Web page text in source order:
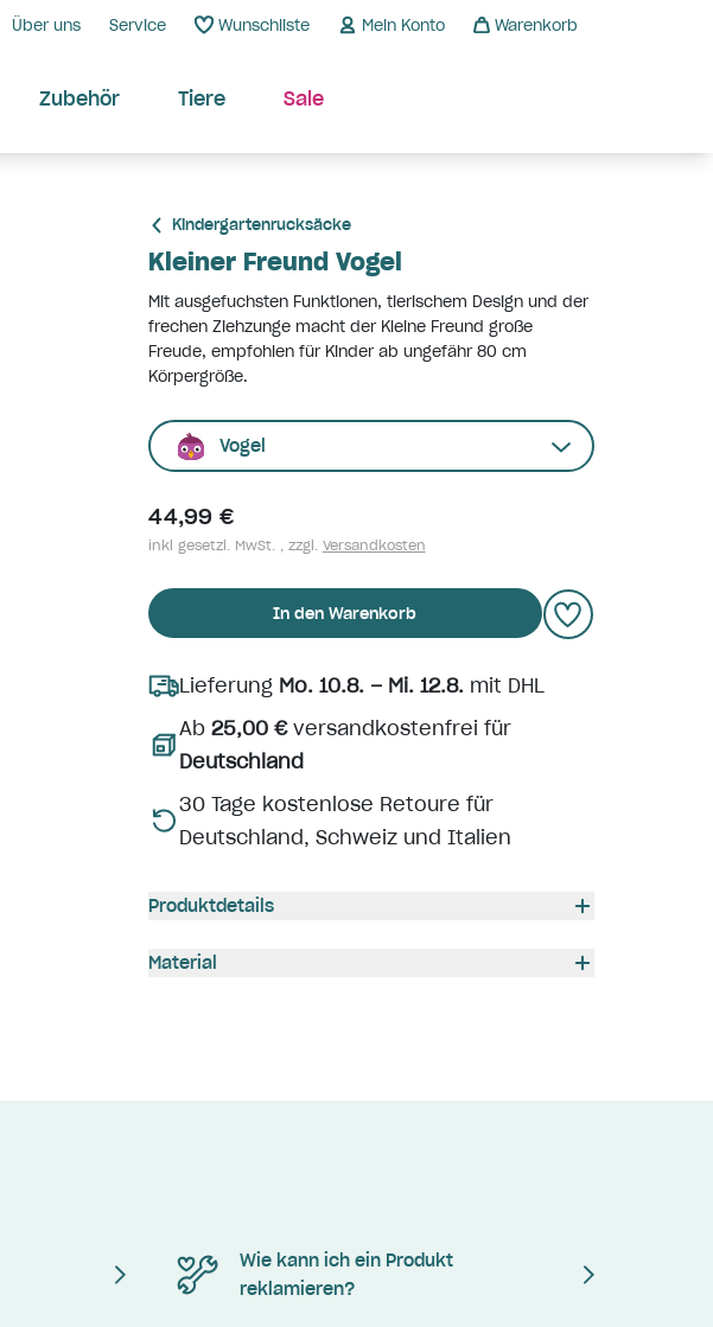
Über uns Service Wunschliste Mein Konto Warenkorb
Zubehör Tiere Sale
Kindergartenrucksäcke
Kleiner Freund Vogel
Mit ausgefuchsten Funktionen, tierischem Design und der
frechen Ziehzunge macht der Kleine Freund große
Freude, empfohlen für Kinder ab ungefähr 80 cm
Körpergröße.
Vogel
44,99 €
inkl gesetzl. MwSt. , zzgl. Versandkosten
In den Warenkorb
Lieferung Mo. 10.8. – Mi. 12.8.mit DHL
Ab 25,00 €versandkostenfrei für
Deutschland
30 Tage kostenlose Retoure für
Deutschland, Schweiz und Italien
Produktdetails
Material
Wie kann ich ein Produkt
reklamieren?